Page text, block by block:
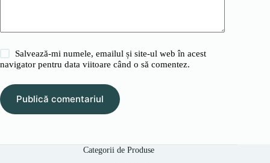
Salvează-mi numele, emailul și site-ul web în acest
navigator pentru data viitoare când o să comentez.
Publică comentariul
Categorii de Produse